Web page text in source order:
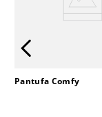
Pantufa Comfy